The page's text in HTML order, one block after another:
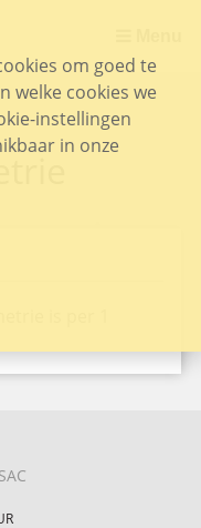
is per 1
om goed te
welke cookies we
instellingen
in onze